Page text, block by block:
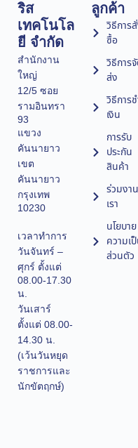
ริส
เทคโนโล
ยี จำกัด
สำนักงาน
ใหญ่
12/5 ซอย
รามอินทรา
93
แขวง
คันนายาว
เขต
คันนายาว
กรุงเทพ
10230
เวลาทำการ
วันจันทร์ –
ศุกร์ ตั้งแต่
08.00-17.30
น.
วันเสาร์
ตั้งแต่ 08.00-
14.30 น.
(เว้นวันหยุด
ราชการและ
นักขัตฤกษ์)
ลูกค้า
วิธีการ
ซื้อ
วิธีการ
ส่ง
วิธีการ
เงิน
การรับ
ประกัน
สินค้า
ร่วมงา
เรา
นโยบาย
ความเ
ส่วนตัว